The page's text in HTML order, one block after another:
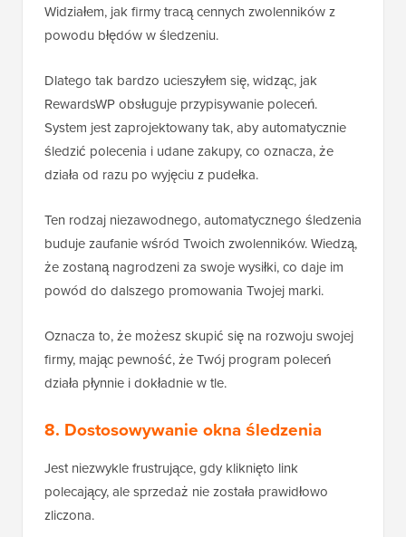
Widziałem, jak firmy tracą cennych zwolenników z
powodu błędów w śledzeniu.
Dlatego tak bardzo ucieszyłem się, widząc, jak
RewardsWP obsługuje przypisywanie poleceń.
System jest zaprojektowany tak, aby automatycznie
śledzić polecenia i udane zakupy, co oznacza, że
działa od razu po wyjęciu z pudełka.
Ten rodzaj niezawodnego, automatycznego śledzenia
buduje zaufanie wśród Twoich zwolenników. Wiedzą,
że zostaną nagrodzeni za swoje wysiłki, co daje im
powód do dalszego promowania Twojej marki.
Oznacza to, że możesz skupić się na rozwoju swojej
firmy, mając pewność, że Twój program poleceń
działa płynnie i dokładnie w tle.
8. Dostosowywanie okna śledzenia
Jest niezwykle frustrujące, gdy kliknięto link
polecający, ale sprzedaż nie została prawidłowo
zliczona.